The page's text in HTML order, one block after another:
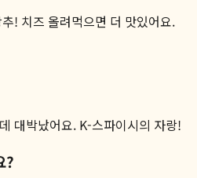
! 치즈 올려먹으면 더 맛있어요.
대박났어요. K-스파이시의 자랑!
?